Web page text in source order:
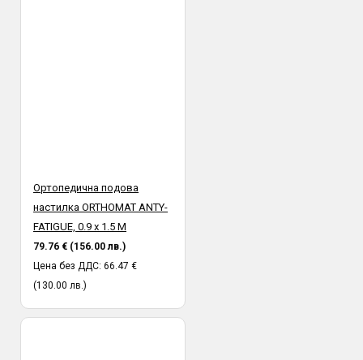
Ортопедична подова
настилка ORTHOMAT ANTY-
FATIGUE, 0.9 х 1.5 M
79.76 € (156.00 лв.)
Цена без ДДС: 66.47 €
(130.00 лв.)